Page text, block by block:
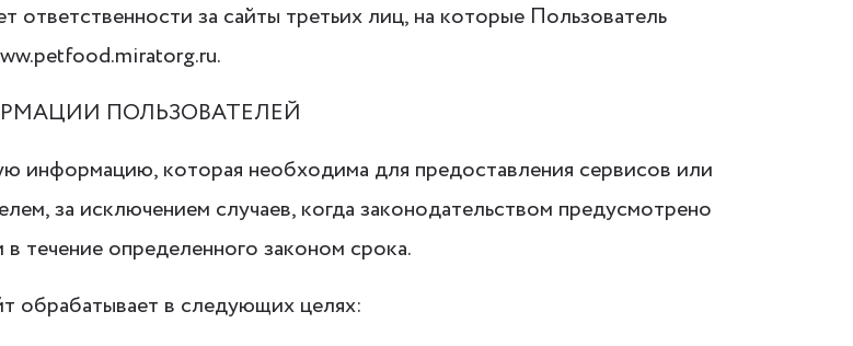
за сайты третьих лиц, на которые Пользователь
ПОЛЬЗОВАТЕЛЕЙ
информацию, которая необходима для предоставления сервисов или
за исключением случаев, когда законодательством предусмотрено
течение определенного законом срока.
обрабатывает в следующих целях: